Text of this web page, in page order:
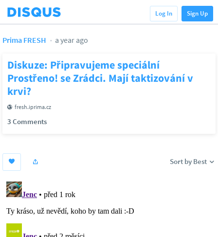
Log In Sign Up
Prima FRESH a year ago
Diskuze: Připravujeme speciální
Prostřeno! se Zrádci. Mají taktizování v
krvi?
fresh.iprima.cz
3 Comments
Sort by Best